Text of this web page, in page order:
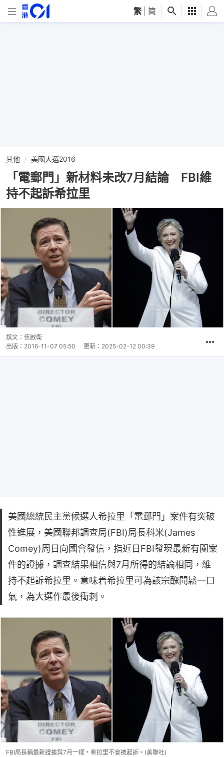
繁 简
其他 美國大選2016
「電郵門」新材料未改7月結論 FBI維
持不起訴希拉里
撰文： 伍啟衛
出版： 2016-11-07 05:50 更新： 2025-02-12 00:39
美國總統民主黨候選人希拉里「電郵門」案件有突破
性進展，美國聯邦調查局(FBI)局長科米(James
Comey)周日向國會發信，指近日FBI發現最新有關案
件的證據，調查結果相信與7月所得的結論相同，維
持不起訴希拉里。意味着希拉里可為該宗醜聞鬆一口
氣，為大選作最後衝刺。
FBI局長稱最新證據與7月一樣，希拉里不會被起訴。(美聯社)